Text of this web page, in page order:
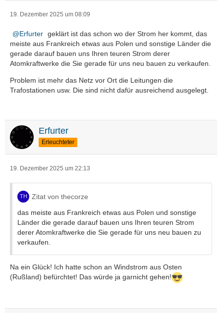
19. Dezember 2025 um 08:09
Erfurter geklärt ist das schon wo der Strom her kommt, das
meiste aus Frankreich etwas aus Polen und sonstige Länder die
gerade darauf bauen uns Ihren teuren Strom derer
Atomkraftwerke die Sie gerade für uns neu bauen zu verkaufen.
Problem ist mehr das Netz vor Ort die Leitungen die
Trafostationen usw. Die sind nicht dafür ausreichend ausgelegt.
Erfurter
Erleuchteter
19. Dezember 2025 um 22:13
Zitat von thecorze
das meiste aus Frankreich etwas aus Polen und sonstige
Länder die gerade darauf bauen uns Ihren teuren Strom
derer Atomkraftwerke die Sie gerade für uns neu bauen zu
verkaufen.
Na ein Glück! Ich hatte schon an Windstrom aus Osten
(Rußland) befürchtet! Das würde ja garnicht gehen!